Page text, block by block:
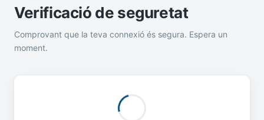
Verificació de seguretat
Comprovant que la teva connexió és segura. Espera un
moment.